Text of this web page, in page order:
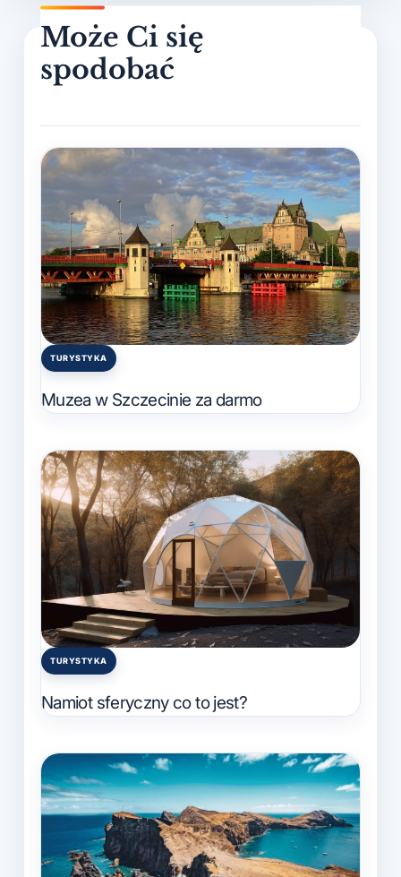
Posted
TURYSTYKA
Muzea w Szczecinie za darmo
Posted
TURYSTYKA
Namiot sferyczny co to jest?